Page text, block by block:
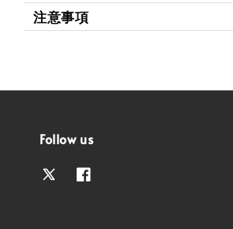
注意事項
Follow us